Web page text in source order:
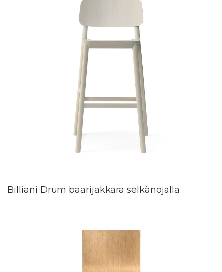
Billiani Drum baarijakkara selkänojalla